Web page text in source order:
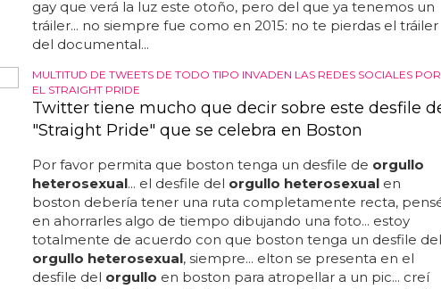
preparando un interesantísimo documental sobre elorgullo
gay que verá la luz este otoño, pero del que ya tenemos un
tráiler... no siempre fue como en 2015: no te pierdas el tráiler
MULTITUD DE TWEETS DE TODO TIPO INVADEN LAS REDES SOCIALES POR
EL STRAIGHT PRIDE
Twitter tiene mucho que decir sobre este desfile de
Por favor permita que boston tenga un desfile deorgullo
heterosexual... el desfile delorgullo heterosexualen
boston debería tener una ruta completamente recta, pensé
en ahorrarles algo de tiempo dibujando una foto... estoy
totalmente de acuerdo con que boston tenga un desfile del
orgullo heterosexual , siempre... elton se presenta en el